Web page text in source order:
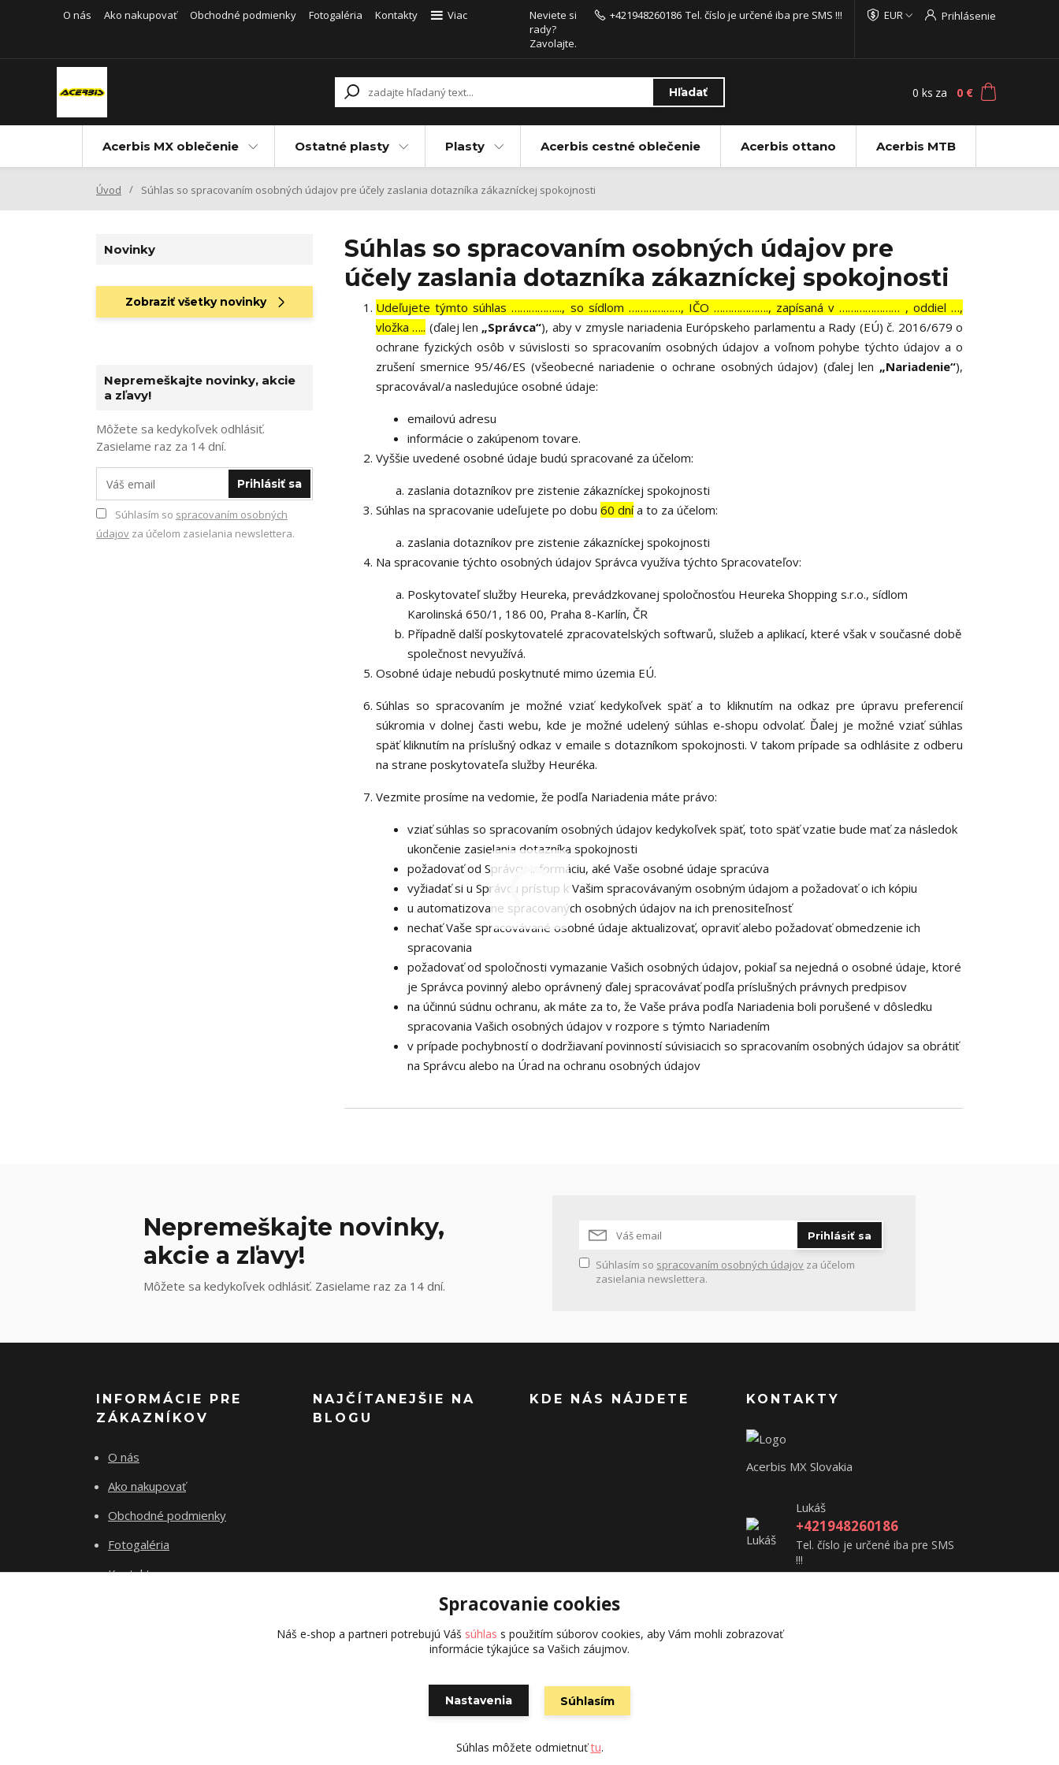
O nás Ako nakupovať Obchodné podmienky Fotogaléria Kontakty Viac EUR Prihlásenie
Hľadať
Neviete si
rady?
Zavolajte.
+421948260186 Tel. číslo je určené iba pre SMS !!!
0 ks za 0 €
Acerbis MX oblečenie Ostatné plasty Plasty Acerbis cestné oblečenie Acerbis ottano Acerbis MTB
Úvod Súhlas so spracovaním osobných údajov pre účely zaslania dotazníka zákazníckej spokojnosti
Novinky
Zobraziť všetky novinky
Nepremeškajte novinky, akcie
a zľavy!
Môžete sa kedykoľvek odhlásiť.
Zasielame raz za 14 dní.
Prihlásiť sa
Súhlasím so spracovaním osobných
údajov za účelom zasielania newslettera.
Súhlas so spracovaním osobných údajov pre
účely zaslania dotazníka zákazníckej spokojnosti
Udeľujete týmto súhlas ……………..., so sídlom ………………, IČO ………………., zapísaná v ………………… , oddiel …,
vložka ….. (ďalej len „Správca“), aby v zmysle nariadenia Európskeho parlamentu a Rady (EÚ) č. 2016/679 o
ochrane fyzických osôb v súvislosti so spracovaním osobných údajov a voľnom pohybe týchto údajov a o
zrušení smernice 95/46/ES (všeobecné nariadenie o ochrane osobných údajov) (ďalej len „Nariadenie“),
spracovával/a nasledujúce osobné údaje:
emailovú adresu
informácie o zakúpenom tovare.
Vyššie uvedené osobné údaje budú spracované za účelom:
zaslania dotazníkov pre zistenie zákazníckej spokojnosti
Súhlas na spracovanie udeľujete po dobu 60 dnía to za účelom:
zaslania dotazníkov pre zistenie zákazníckej spokojnosti
Na spracovanie týchto osobných údajov Správca využíva týchto Spracovateľov:
Poskytovateľ služby Heureka, prevádzkovanej spoločnosťou Heureka Shopping s.r.o., sídlom
Karolinská 650/1, 186 00, Praha 8-Karlín, ČR
Případně další poskytovatelé zpracovatelských softwarů, služeb a aplikací, které však v současné době
společnost nevyužívá.
Osobné údaje nebudú poskytnuté mimo územia EÚ.
Súhlas so spracovaním je možné vziať kedykoľvek späť a to kliknutím na odkaz pre úpravu preferencií
súkromia v dolnej časti webu, kde je možné udelený súhlas e-shopu odvolať. Ďalej je možné vziať súhlas
späť kliknutím na príslušný odkaz v emaile s dotazníkom spokojnosti. V takom prípade sa odhlásite z odberu
na strane poskytovateľa služby Heuréka.
Vezmite prosíme na vedomie, že podľa Nariadenia máte právo:
vziať súhlas so spracovaním osobných údajov kedykoľvek späť, toto späť vzatie bude mať za následok
ukončenie zasielania dotazníka spokojnosti
požadovať od Správcu informáciu, aké Vaše osobné údaje spracúva
vyžiadať si u Správcu prístup k Vašim spracovávaným osobným údajom a požadovať o ich kópiu
u automatizovane spracovaných osobných údajov na ich prenositeľnosť
nechať Vaše spracovávané osobné údaje aktualizovať, opraviť alebo požadovať obmedzenie ich
spracovania
požadovať od spoločnosti vymazanie Vašich osobných údajov, pokiaľ sa nejedná o osobné údaje, ktoré
je Správca povinný alebo oprávnený ďalej spracovávať podľa príslušných právnych predpisov
na účinnú súdnu ochranu, ak máte za to, že Vaše práva podľa Nariadenia boli porušené v dôsledku
spracovania Vašich osobných údajov v rozpore s týmto Nariadením
v prípade pochybností o dodržiavaní povinností súvisiacich so spracovaním osobných údajov sa obrátiť
na Správcu alebo na Úrad na ochranu osobných údajov
Nepremeškajte novinky,
akcie a zľavy!
Môžete sa kedykoľvek odhlásiť. Zasielame raz za 14 dní.
Prihlásiť sa
Súhlasím so spracovaním osobných údajov za účelom
zasielania newslettera.
INFORMÁCIE PRE
ZÁKAZNÍKOV
O nás
Ako nakupovať
Obchodné podmienky
Fotogaléria
Kontakty
NAJČÍTANEJŠIE NA
BLOGU
KDE NÁS NÁJDETE KONTAKTY
Acerbis MX Slovakia
Lukáš
+421948260186
Tel. číslo je určené iba pre SMS
!!!
Spracovanie cookies
Náš e-shop a partneri potrebujú Váš súhlas s použitím súborov cookies, aby Vám mohli zobrazovať
informácie týkajúce sa Vašich záujmov.
Nastavenia Súhlasím
Súhlas môžete odmietnuťtu.